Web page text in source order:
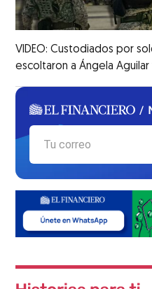
VIDEO: Custodiados por
escoltaron a Ángela